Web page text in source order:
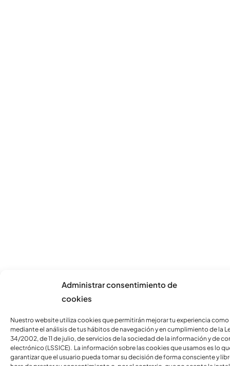
Administrar consentimiento de
cookies
Nuestro website utiliza cookies que permitirán mejorar tu experiencia como
mediante el análisis de tus hábitos de navegación y en cumplimiento de la
34/2002, de 11 de julio, de servicios de la sociedad de la información y de
electrónico (LSSICE). La información sobre las cookies que usamos es lo
garantizar que el usuario pueda tomar su decisión de forma consciente y